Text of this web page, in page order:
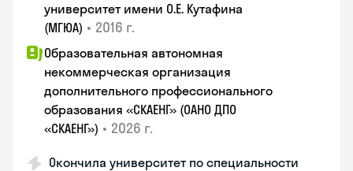
университет имени О.Е. Кутафина
(МГЮА) • 2016 г.
Образовательная автономная
некоммерческая организация
дополнительного профессионального
образования «СКАЕНГ» (ОАНО ДПО
«СКАЕНГ») • 2026 г.
Окончила университет по специальности